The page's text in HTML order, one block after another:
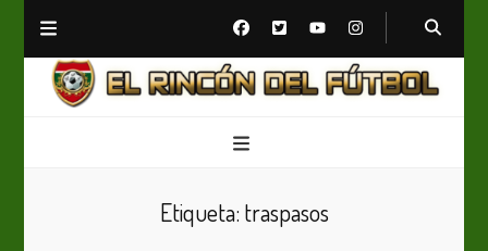
Etiqueta: traspasos